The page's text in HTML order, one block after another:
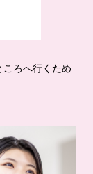
ろへ行くため